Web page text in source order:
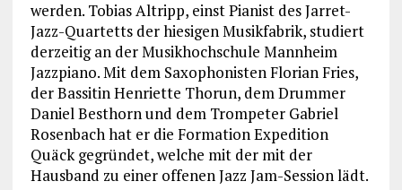
werden. Tobias Altripp, einst Pianist des Jarret-
Jazz-Quartetts der hiesigen Musikfabrik, studiert
derzeitig an der Musikhochschule Mannheim
Jazzpiano. Mit dem Saxophonisten Florian Fries,
der Bassitin Henriette Thorun, dem Drummer
Daniel Besthorn und dem Trompeter Gabriel
Rosenbach hat er die Formation Expedition
Quäck gegründet, welche mit der mit der
Hausband zu einer offenen Jazz Jam-Session lädt.